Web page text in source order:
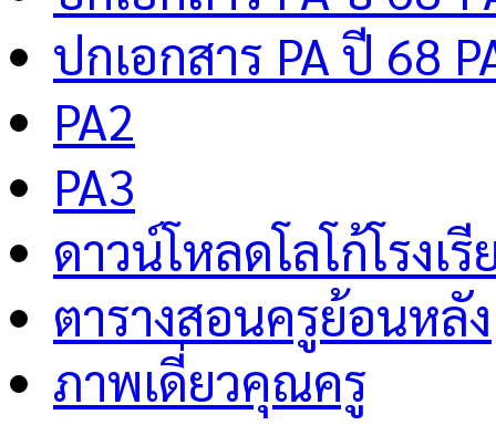
ปกเอกสาร PA ปี 68
PA2
PA3
ดาวน์โหลดโลโก้โรงเ
ตารางสอนครูย้อนหลัง
ภาพเดี่ยวคุณครู